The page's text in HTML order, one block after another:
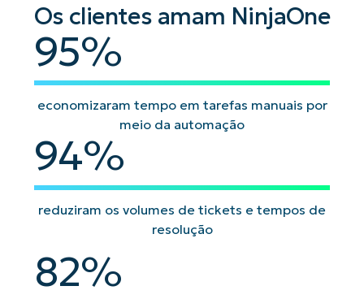
Os clientes amam NinjaOne
95%
economizaram tempo em tarefas manuais por
meio da automação
94%
reduziram os volumes de tickets e tempos de
resolução
82%